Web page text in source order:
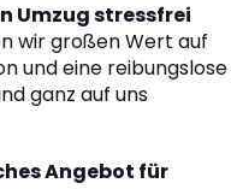
Umzug stressfrei
wir großen Wert auf
und eine reibungslose
ganz auf uns
Angebot für